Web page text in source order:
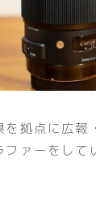
拠点に広報
ファーをして